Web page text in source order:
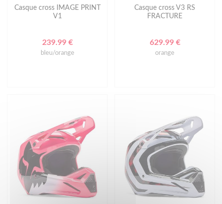
Casque cross IMAGE PRINT
V1
239.99 €
bleu/orange
Casque cross V3 RS
FRACTURE
629.99 €
orange